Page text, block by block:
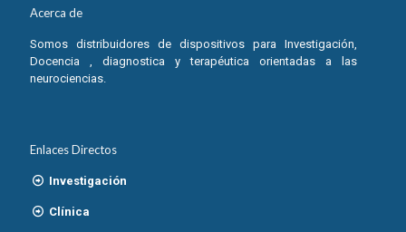
Acerca de
Somos distribuidores de dispositivos para Investigación,
Docencia , diagnostica y terapéutica orientadas a las
neurociencias.
Enlaces Directos
Investigación
Clínica